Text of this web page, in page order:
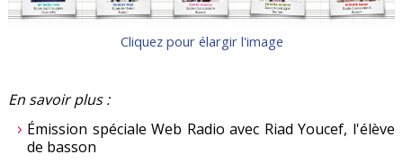
Cliquez pour élargir l'image
En savoir plus :
Émission spéciale Web Radio avec Riad Youcef, l'élève
de basson